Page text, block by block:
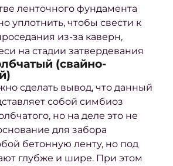
ленточного фундамента
уплотнить, чтобы свести к
из-за каверн,
на стадии затвердевания
(свайно-
сделать вывод, что данный
собой симбиоз
но на деле это не
для забора
бетонную ленту, но под
глубже и шире. При этом